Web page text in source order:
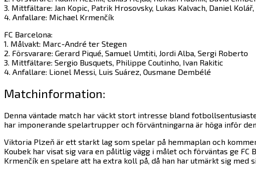
3. Mittfältare: Jan Kopic, Patrik Hrosovsky, Lukas Kalvach, Daniel
4. Anfallare: Michael Krmenčík
FC Barcelona:
1. Målvakt: Marc-André ter Stegen
2. Försvarare: Gerard Piqué, Samuel Umtiti, Jordi Alba, Sergi Roberto
3. Mittfältare: Sergio Busquets, Philippe Coutinho, Ivan Rakitic
4. Anfallare: Lionel Messi, Luis Suárez, Ousmane Dembélé
Matchinformation:
Denna väntade match har väckt stort intresse bland
har imponerande spelartrupper och förväntningarna är höga inför
Viktoria Plzeň är ett starkt lag som spelar på hemmaplan och
Koubek har visat sig vara en pålitlig vägg i målet och förväntas ge
Krmenčík en spelare att ha extra koll på, då han har utmärkt sig med